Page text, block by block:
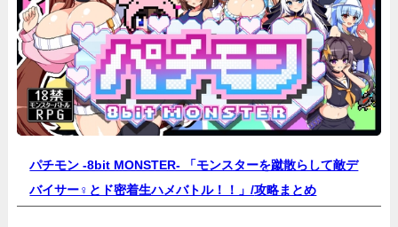
パチモン -8bit MONSTER- 「モンスターを蹴散らして敵デ
バイサー♀とド密着生ハメバトル！！」/攻略まとめ